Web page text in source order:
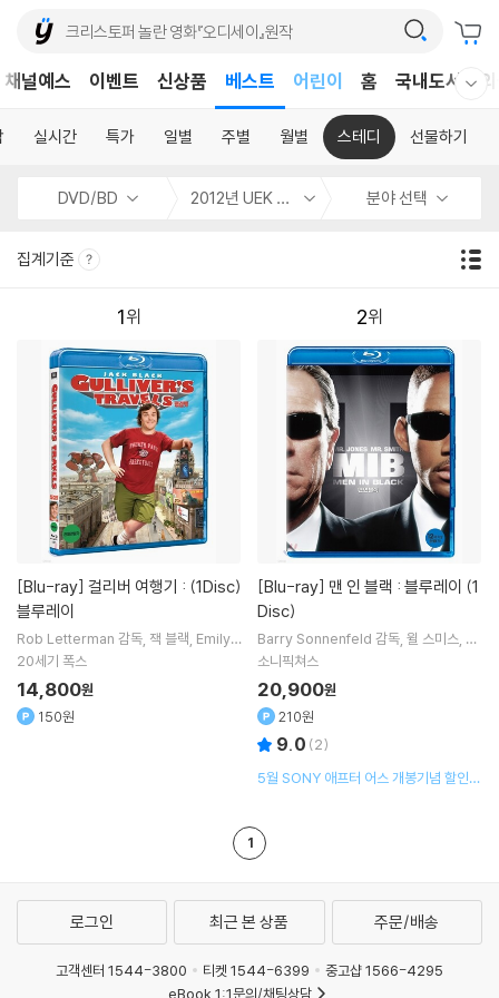
채널예스 이벤트 신상품 베스트
어린이
어린이
홈 국내도서
실시간 특가 일별 주별 월별 스테디 선물하기
DVD/BD 2012년 UEK 5월 할인 분야 선택
집계기준
1
[Blu-ray]
블루레이
Rob Letterman 감독 잭 블랙 Emily
Blunt출연
20세기 폭스
14,800원
150원
2
[Blu-ray]
Disc)
Barry Sonnenfeld 감독 윌 스미스 T
ommy Lee Jones
소니픽쳐스
20,900원
210원
9.0 (2)
5월 SONY 애프터 어스 개봉기념 할인행
1
로그인 최근 본 상품 주문/배송
고객센터 1544-3800 티켓 1544-6399
중고샵 1566-4295
eBook 1:1문의/채팅상담